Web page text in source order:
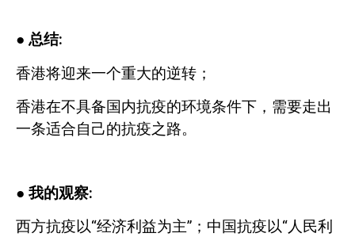
● 总结:
香港将迎来一个重大的逆转；
香港在不具备国内抗疫的环境条件下，需要走出
一条适合自己的抗疫之路。
● 我的观察:
西方抗疫以“经济利益为主”；中国抗疫以“人民利